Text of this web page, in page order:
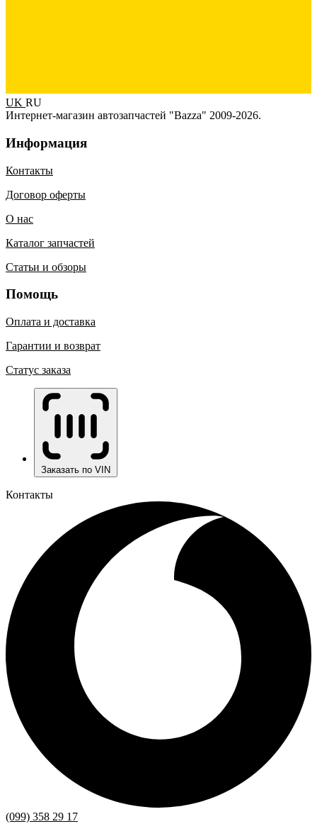
UK RU
Интернет-магазин автозапчастей "Bazza" 2009-2026.
Информация
Контакты
Договор оферты
О нас
Каталог запчастей
Статьи и обзоры
Помощь
Оплата и доставка
Гарантии и возврат
Статус заказа
Заказать по VIN
Контакты
(099) 358 29 17